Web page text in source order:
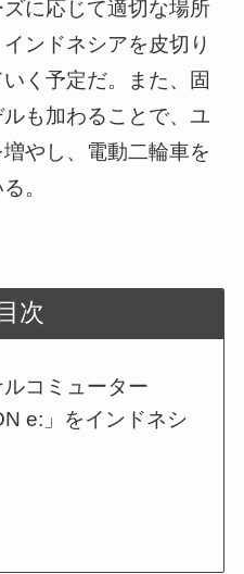
に応じて適切な場所
ンドネシアを皮切り
く予定だ。また、固
も加わることで、ユ
やし、電動二輪車を
。
目次
コミューター
e:」をインドネシ